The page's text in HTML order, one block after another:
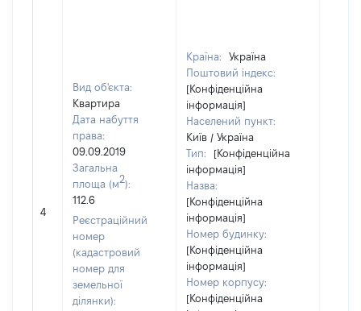
4
Вид об'єкта:
Квартира
Дата набуття
права:
09.09.2019
Загальна
площа (м2):
112.6
Реєстраційний
номер
(кадастровий
номер для
земельної
ділянки):
Країна:
Україна
Поштовий індекс:
[Конфіденційна
інформація]
Населений пункт:
Київ / Україна
Тип:
[Конфіденційна
інформація]
Назва:
[Конфіденційна
інформація]
Номер будинку:
[Конфіденційна
інформація]
Номер корпусу:
[Конфіденційна